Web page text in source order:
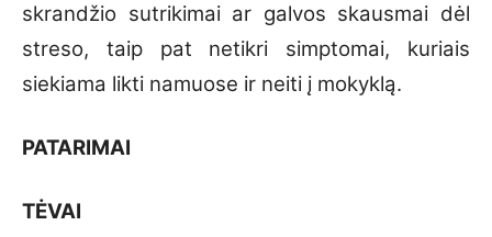
skrandžio sutrikimai ar galvos skausmai dėl
streso, taip pat netikri simptomai, kuriais
siekiama likti namuose ir neiti į mokyklą.
PATARIMAI
TĖVAI